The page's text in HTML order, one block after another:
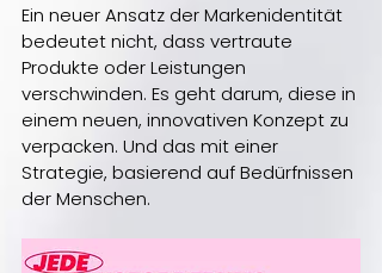
Ein neuer Ansatz der Markenidentität
bedeutet nicht, dass vertraute
Produkte oder Leistungen
verschwinden. Es geht darum, diese in
einem neuen, innovativen Konzept zu
verpacken. Und das mit einer
Strategie, basierend auf Bedürfnissen
der Menschen.